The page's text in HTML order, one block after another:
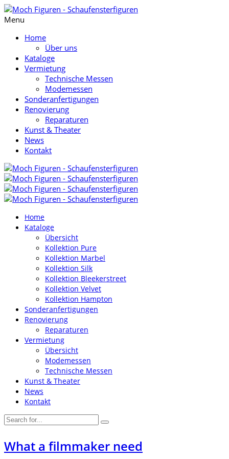
Menu
Home
Über uns
Kataloge
Vermietung
Technische Messen
Modemessen
Sonderanfertigungen
Renovierung
Reparaturen
Kunst & Theater
News
Kontakt
Home
Kataloge
Übersicht
Kollektion Pure
Kollektion Marbel
Kollektion Silk
Kollektion Bleekerstreet
Kollektion Velvet
Kollektion Hampton
Sonderanfertigungen
Renovierung
Reparaturen
Vermietung
Übersicht
Modemessen
Technische Messen
Kunst & Theater
News
Kontakt
What a filmmaker need